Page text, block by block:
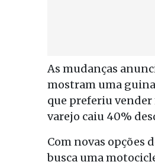
As mudanças
mostram uma
que preferiu vender
varejo caiu 40%
Com novas opções
busca uma